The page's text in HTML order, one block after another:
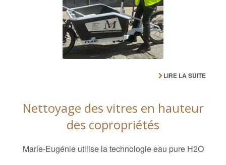
LIRE LA SUITE
Nettoyage des vitres en hauteur
des copropriétés
Marie-Eugénie utilise la technologie eau pure H2O